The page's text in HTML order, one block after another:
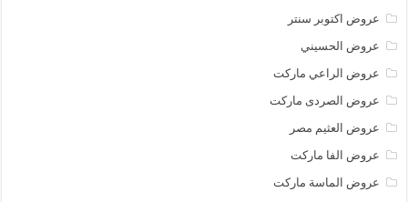
عروض اكتوبر سنتر
عروض الحسيني
عروض الراعي ماركت
عروض الصردى ماركت
عروض العثيم مصر
عروض الفا ماركت
عروض الماسة ماركت